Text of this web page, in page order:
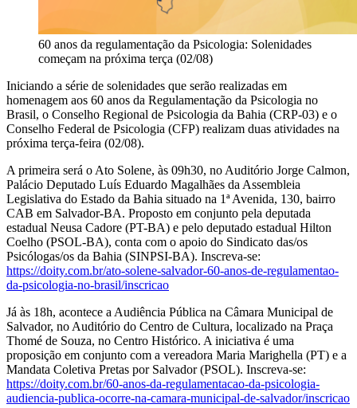
60 anos da regulamentação da Psicologia: Solenidades
começam na próxima terça (02/08)
Iniciando a série de solenidades que serão realizadas em
homenagem aos 60 anos da Regulamentação da Psicologia no
Brasil, o Conselho Regional de Psicologia da Bahia (CRP-03) e o
Conselho Federal de Psicologia (CFP) realizam duas atividades na
próxima terça-feira (02/08).
A primeira será o Ato Solene, às 09h30, no Auditório Jorge Calmon,
Palácio Deputado Luís Eduardo Magalhães da Assembleia
Legislativa do Estado da Bahia situado na 1ª Avenida, 130, bairro
CAB em Salvador-BA. Proposto em conjunto pela deputada
estadual Neusa Cadore (PT-BA) e pelo deputado estadual Hilton
Coelho (PSOL-BA), conta com o apoio do Sindicato das/os
Psicólogas/os da Bahia (SINPSI-BA). Inscreva-se:
https://doity.com.br/ato-solene-salvador-60-anos-de-regulamentao-
da-psicologia-no-brasil/inscricao
Já às 18h, acontece a Audiência Pública na Câmara Municipal de
Salvador, no Auditório do Centro de Cultura, localizado na Praça
Thomé de Souza, no Centro Histórico. A iniciativa é uma
proposição em conjunto com a vereadora Maria Marighella (PT) e a
Mandata Coletiva Pretas por Salvador (PSOL). Inscreva-se:
https://doity.com.br/60-anos-da-regulamentacao-da-psicologia-
audiencia-publica-ocorre-na-camara-municipal-de-salvador/inscricao